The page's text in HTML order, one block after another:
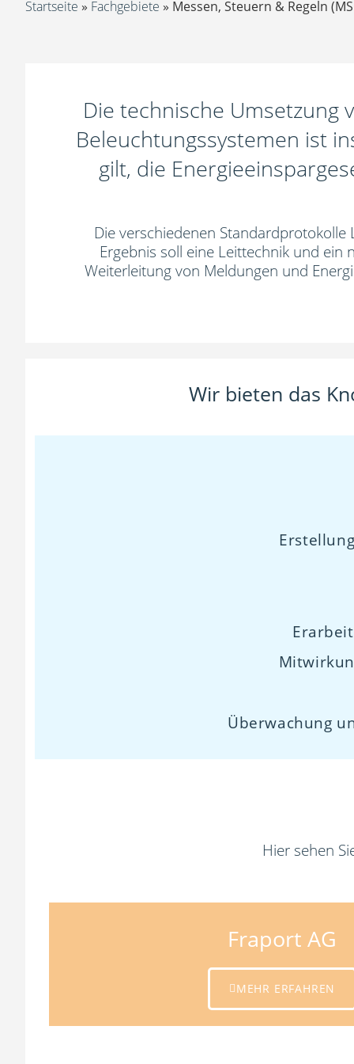
Startseite » Fachgebiete » Messen, Steuern & Regeln
Die technische Umsetzung
Beleuchtungssystemen ist
gilt, die
Die verschiedenen
Ergebnis soll eine Leittechnik und ein
Weiterleitung von Meldungen und
Wir bieten das
Überwachung
Hier sehen
Fraport AG
MEHR ERFAHREN